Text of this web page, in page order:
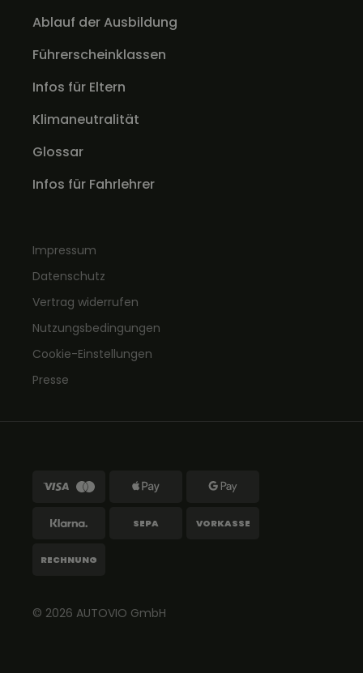
Ablauf der Ausbildung
Führerscheinklassen
Infos für Eltern
Klimaneutralität
Glossar
Infos für Fahrlehrer
Impressum
Datenschutz
Vertrag widerrufen
Nutzungsbedingungen
Cookie-Einstellungen
Presse
© 2026 AUTOVIO GmbH
SEPA VORKASSE
RECHNUNG